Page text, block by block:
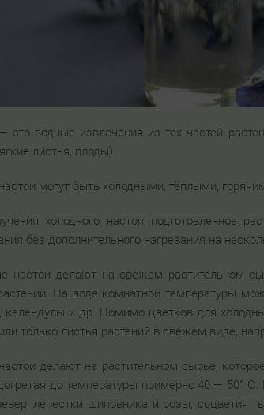
это водные извлечения из тех частей
листья, плоды).
могут быть холодными, тёплыми,
холодного настоя подготовленное
без дополнительного нагревания на
настои делают на свежем растительном
На воде комнатной температуры
календулы и др. Помимо цветков для
только листья растений в свежем виде,
делают на растительном сырье,
до температуры примерно 40 — 50°
лепестки шиповника и розы, соцветия